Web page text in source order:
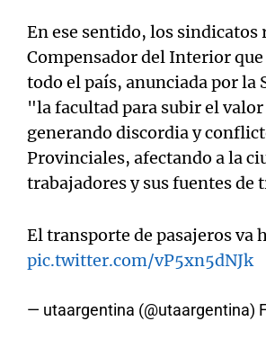
En ese sentido, los
Compensador del Interior
todo el país, anunciada por la
"la facultad para subir el
generando discordia y
Provinciales, afectando a la
trabajadores y sus fuentes
El transporte de pasajeros va
pic.twitter.com/vP5xn5dNJk
— utaargentina (@utaargentina)